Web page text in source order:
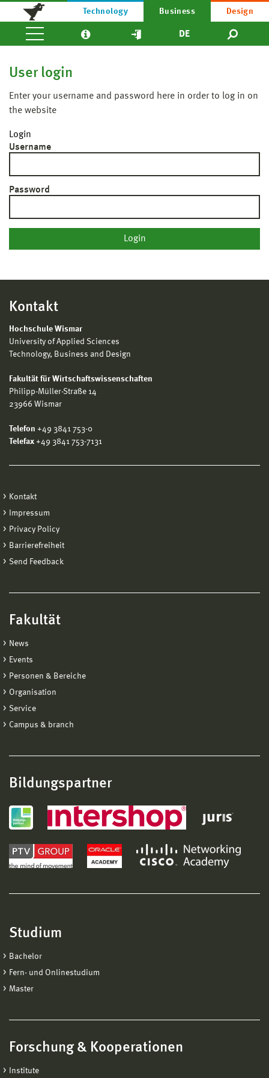
Technology Business Design
DE
User login
Enter your username and password here in order to log in on
the website
Login
Username
Password
Kontakt
Hochschule Wismar
University of Applied Sciences
Technology, Business and Design
Fakultät für Wirtschaftswissenschaften
Philipp-Müller-Straße 14
23966 Wismar
Telefon +49 3841 753-0
Telefax +49 3841 753-7131
Kontakt
Impressum
Privacy Policy
Barrierefreiheit
Send Feedback
Fakultät
News
Events
Personen & Bereiche
Organisation
Service
Campus & branch
Bildungspartner
Studium
Bachelor
Fern- und Onlinestudium
Master
Forschung & Kooperationen
Institute